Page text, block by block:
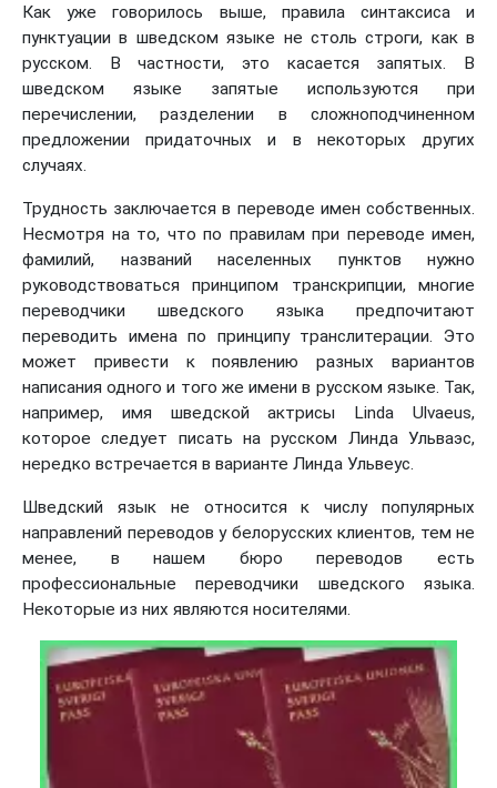
Как уже говорилось выше, правила синтаксиса и
пунктуации в шведском языке не столь строги, как в
русском. В частности, это касается запятых. В
шведском языке запятые используются при
перечислении, разделении в сложноподчиненном
предложении придаточных и в некоторых других
случаях.
Трудность заключается в переводе имен собственных.
Несмотря на то, что по правилам при переводе имен,
фамилий, названий населенных пунктов нужно
руководствоваться принципом транскрипции, многие
переводчики шведского языка предпочитают
переводить имена по принципу транслитерации. Это
может привести к появлению разных вариантов
написания одного и того же имени в русском языке. Так,
например, имя шведской актрисы Linda Ulvaeus,
которое следует писать на русском Линда Ульваэс,
нередко встречается в варианте Линда Ульвеус.
Шведский язык не относится к числу популярных
направлений переводов у белорусских клиентов, тем не
менее, в нашем бюро переводов есть
профессиональные переводчики шведского языка.
Некоторые из них являются носителями.